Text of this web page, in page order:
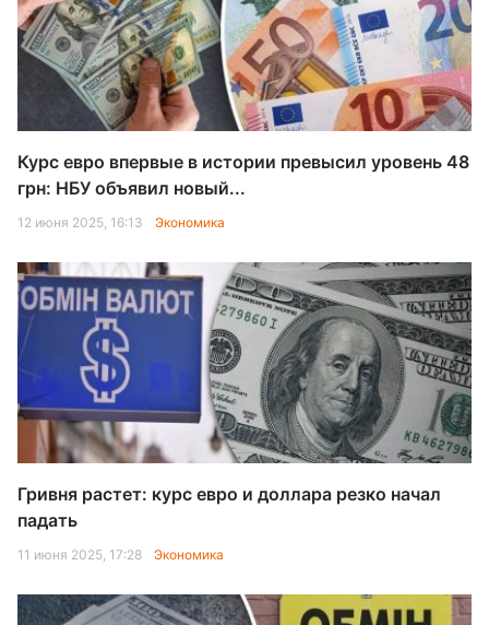
Курс евро впервые в истории превысил уровень 48
грн: НБУ объявил новый...
12 июня 2025, 16:13 Экономика
Гривня растет: курс евро и доллара резко начал
падать
11 июня 2025, 17:28 Экономика